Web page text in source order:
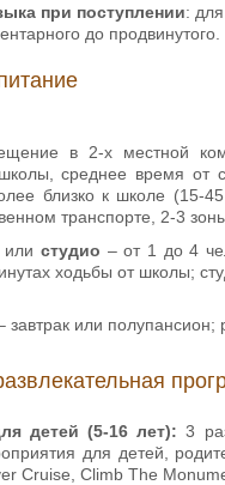
при поступлении:
до продвинутого.
в 2-х местной
среднее время от
близко к школе (15-
транспорте, 2-3
или студио – от 1 до 4
ходьбы от школы;
завтрак или полупансион;
детей (5-16 лет): 3
для детей,
Cruise, Climb The